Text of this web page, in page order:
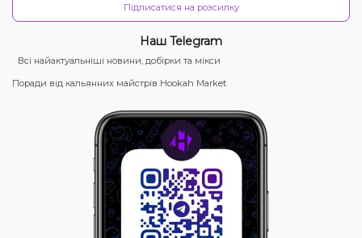
Підписатися на розсилку
Наш Telegram
Всі найактуальніші новини, добірки та мікси
Поради від кальянних майстрів Hookah Market